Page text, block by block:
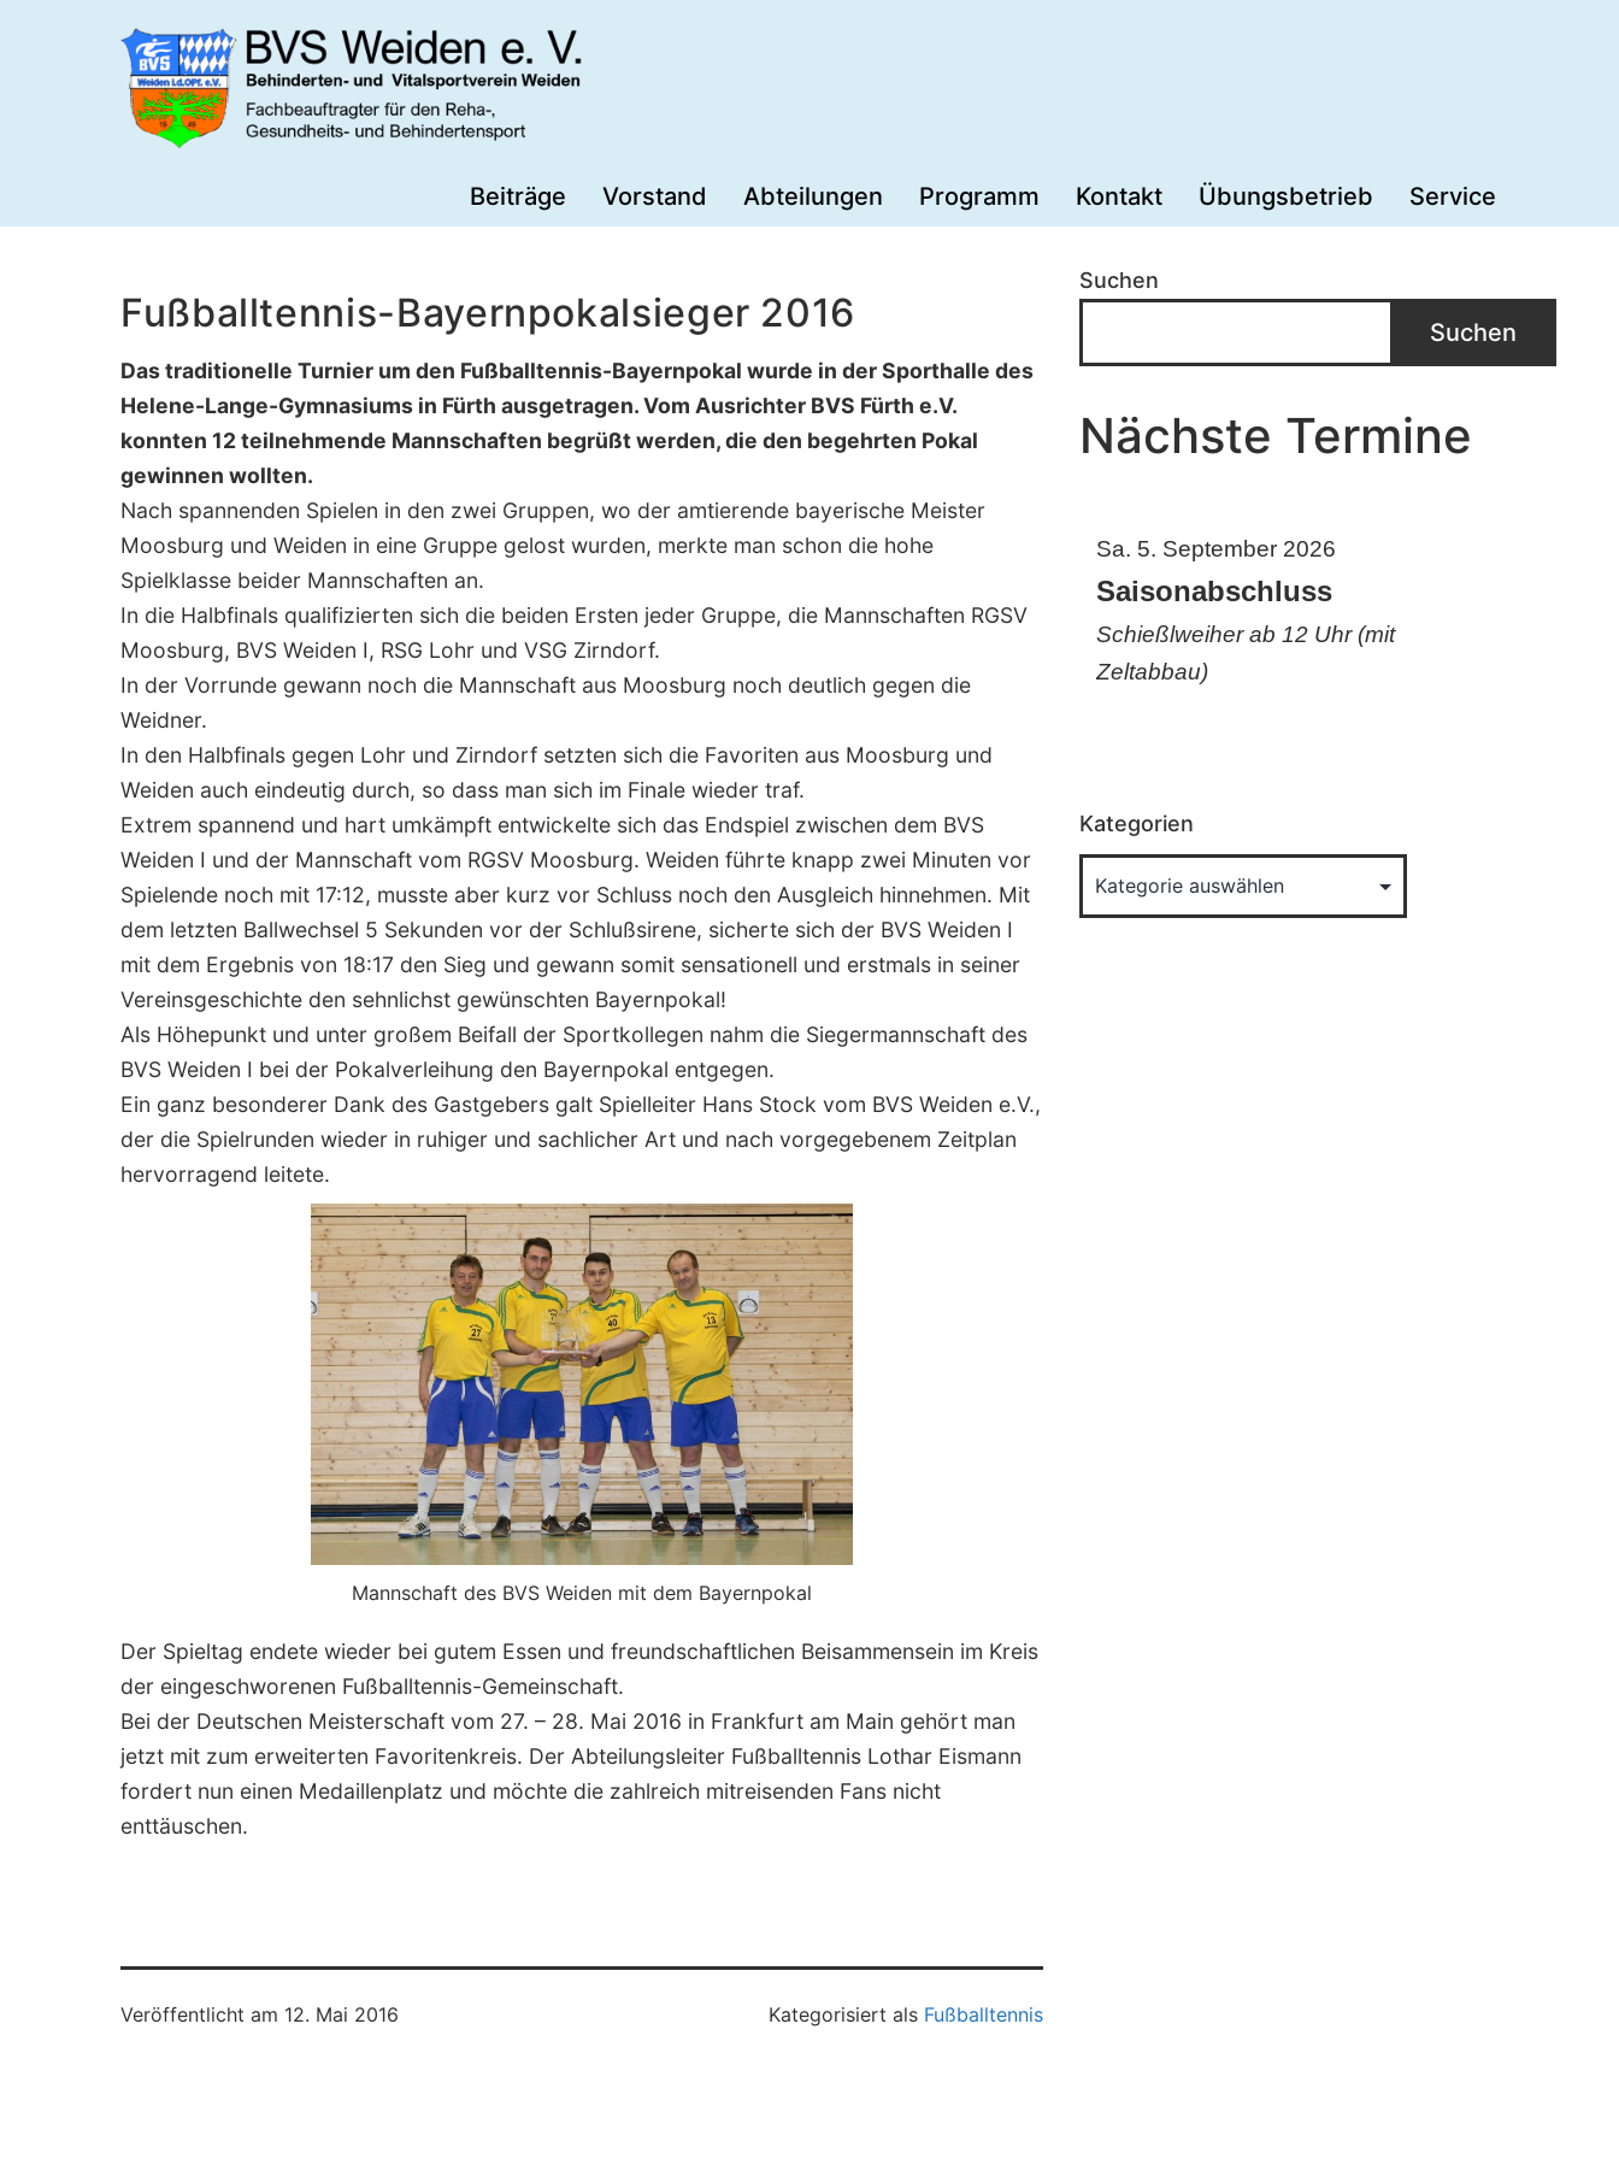
Beiträge Vorstand Abteilungen Programm Kontakt Übungsbetrieb Service
Fußballtennis-Bayernpokalsieger 2016
Das traditionelle Turnier um den Fußballtennis-Bayernpokal wurde in der Sporthalle des
Helene-Lange-Gymnasiums in Fürth ausgetragen. Vom Ausrichter BVS Fürth e.V.
konnten 12 teilnehmende Mannschaften begrüßt werden, die den begehrten Pokal
gewinnen wollten.
Nach spannenden Spielen in den zwei Gruppen, wo der amtierende bayerische Meister
Moosburg und Weiden in eine Gruppe gelost wurden, merkte man schon die hohe
Spielklasse beider Mannschaften an.
In die Halbfinals qualifizierten sich die beiden Ersten jeder Gruppe, die Mannschaften RGSV
Moosburg, BVS Weiden I, RSG Lohr und VSG Zirndorf.
In der Vorrunde gewann noch die Mannschaft aus Moosburg noch deutlich gegen die
Weidner.
In den Halbfinals gegen Lohr und Zirndorf setzten sich die Favoriten aus Moosburg und
Weiden auch eindeutig durch, so dass man sich im Finale wieder traf.
Extrem spannend und hart umkämpft entwickelte sich das Endspiel zwischen dem BVS
Weiden I und der Mannschaft vom RGSV Moosburg. Weiden führte knapp zwei Minuten vor
Spielende noch mit 17:12, musste aber kurz vor Schluss noch den Ausgleich hinnehmen. Mit
dem letzten Ballwechsel 5 Sekunden vor der Schlußsirene, sicherte sich der BVS Weiden I
mit dem Ergebnis von 18:17 den Sieg und gewann somit sensationell und erstmals in seiner
Vereinsgeschichte den sehnlichst gewünschten Bayernpokal!
Als Höhepunkt und unter großem Beifall der Sportkollegen nahm die Siegermannschaft des
BVS Weiden I bei der Pokalverleihung den Bayernpokal entgegen.
Ein ganz besonderer Dank des Gastgebers galt Spielleiter Hans Stock vom BVS Weiden e.V.,
der die Spielrunden wieder in ruhiger und sachlicher Art und nach vorgegebenem Zeitplan
hervorragend leitete.
Mannschaft des BVS Weiden mit dem Bayernpokal
Der Spieltag endete wieder bei gutem Essen und freundschaftlichen Beisammensein im Kreis
der eingeschworenen Fußballtennis-Gemeinschaft.
Bei der Deutschen Meisterschaft vom 27. – 28. Mai 2016 in Frankfurt am Main gehört man
jetzt mit zum erweiterten Favoritenkreis. Der Abteilungsleiter Fußballtennis Lothar Eismann
fordert nun einen Medaillenplatz und möchte die zahlreich mitreisenden Fans nicht
enttäuschen.
Veröffentlicht am 12. Mai 2016 Kategorisiert als Fußballtennis
Suchen
Suchen
Nächste Termine
Sa. 5. September 2026
Saisonabschluss
Schießlweiher ab 12 Uhr (mit
Zeltabbau)
Kategorien